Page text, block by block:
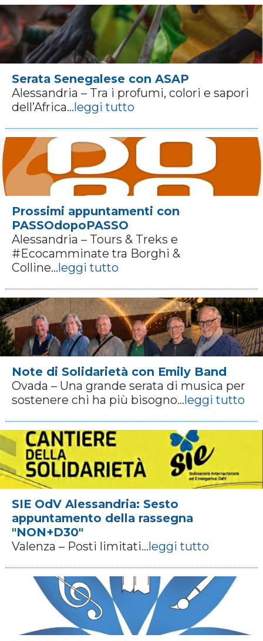
Serata Senegalese con ASAP
Alessandria – Tra i profumi, colori e sapori
dell’Africa...leggi tutto
Prossimi appuntamenti con
PASSOdopoPASSO
Alessandria – Tours & Treks e
#Ecocamminate tra Borghi &
Colline...leggi tutto
Note di Solidarietà con Emily Band
Ovada – Una grande serata di musica per
sostenere chi ha più bisogno...leggi tutto
SIE OdV Alessandria: Sesto
appuntamento della rassegna
"NON+D30"
Valenza – Posti limitati...leggi tutto